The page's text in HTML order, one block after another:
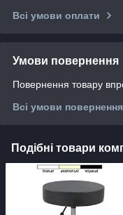
Всі умови оплати
Умови повернення
Повернення товару
Всі умови повернення
Подібні товари